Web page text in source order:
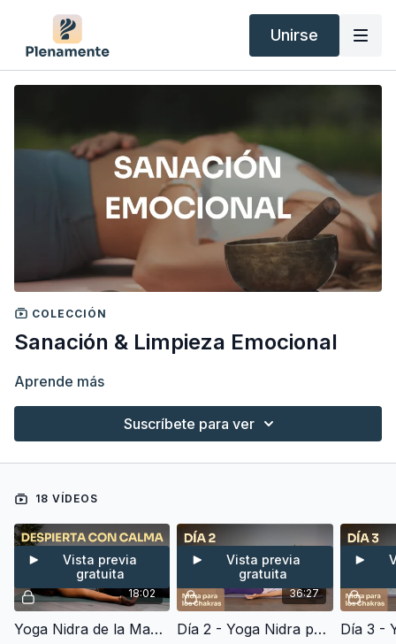
Unirse
COLECCIÓN
Sanación & Limpieza Emocional
Aprende más
Suscríbete para ver
18 VÍDEOS
18:02
Vista previa
gratuita
Yoga Nidra de la Mañana - Calma, Claridad y Propósito para tu Día (20 min)
36:27
Vista previa
gratuita
Día 2 - Yoga Nidra para el Chakra Svadhisthana (Segundo Chakra). Vitalidad, Entusiasmo y Creatividad (35 min)